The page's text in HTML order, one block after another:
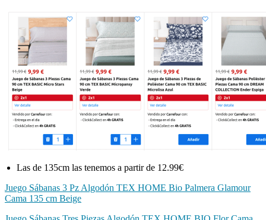
Las de 135cm las tenemos a partir de 12.99€
Juego Sábanas 3 Pz Algodón TEX HOME Bio Palmera Glamour
Cama 135 cm Beige